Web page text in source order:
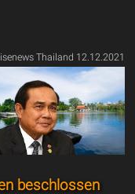
Thailand 12.12.2021
beschlossen